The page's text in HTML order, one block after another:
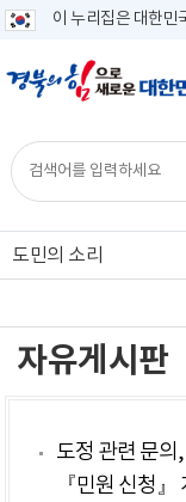
이 누리집은 대한민
도민의 소리
자유게시판
도정 관련 문의
『민원 신청